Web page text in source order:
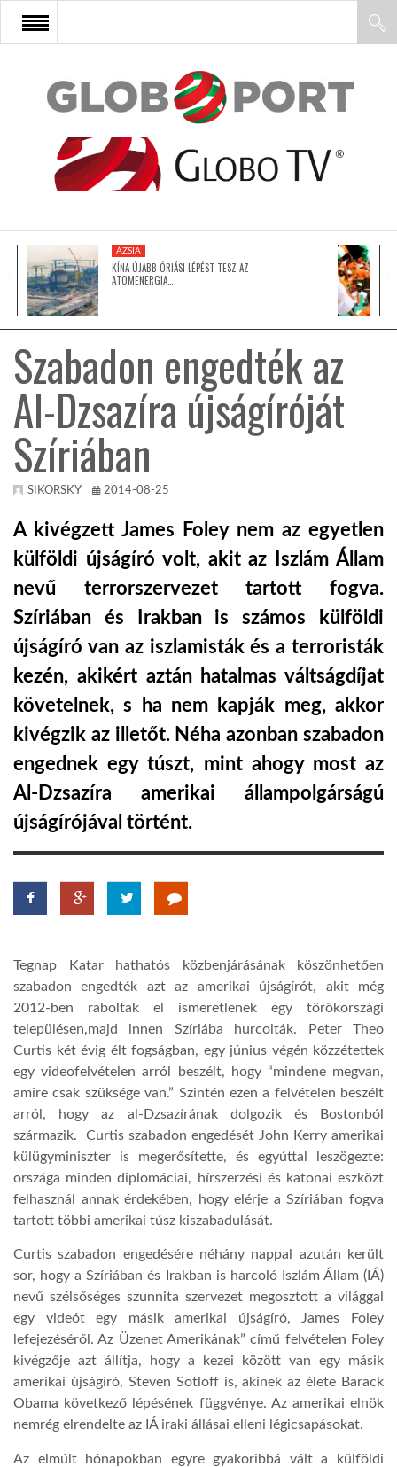
FŐOLDAL
AFRIKA
ÁZSIA
LATIN-AMERIKA
KÖZEL-KELET
AUSZTRÁLIA
A VILÁG ITTHON
HÍR3D
TROPICALMAGAZIN
GLOBOTV
A NAP SZÉPE
LINKTR.EE
GLOBOZSARU
DOBRAVERO.HU
LATIMO.HU
GLOBOBOOK
ÁZSIA
KÍNA ÚJABB ÓRIÁSI LÉPÉST TESZ AZ
ATOMENERGIA…
Szabadon engedték az
Al-Dzsazíra újságíróját
Szíriában
SIKORSKY 2014-08-25
A kivégzett James Foley nem az egyetlen
külföldi újságíró volt, akit az Iszlám Állam
nevű terrorszervezet tartott fogva.
Szíriában és Irakban is számos külföldi
újságíró van az iszlamisták és a terroristák
kezén, akikért aztán hatalmas váltságdíjat
követelnek, s ha nem kapják meg, akkor
kivégzik az illetőt. Néha azonban szabadon
engednek egy túszt, mint ahogy most az
Al-Dzsazíra amerikai állampolgárságú
újságírójával történt.
Tegnap Katar hathatós közbenjárásának köszönhetően
szabadon engedték azt az amerikai újságírót, akit még
2012-ben raboltak el ismeretlenek egy törökországi
településen,majd innen Szíriába hurcolták. Peter Theo
Curtis két évig élt fogságban, egy június végén közzétettek
egy videofelvételen arról beszélt, hogy “mindene megvan,
amire csak szüksége van.” Szintén ezen a felvételen beszélt
arról, hogy az al-Dzsazírának dolgozik és Bostonból
származik. Curtis szabadon engedését John Kerry amerikai
külügyminiszter is megerősítette, és egyúttal leszögezte:
országa minden diplomáciai, hírszerzési és katonai eszközt
felhasznál annak érdekében, hogy elérje a Szíriában fogva
tartott többi amerikai túsz kiszabadulását.
Curtis szabadon engedésére néhány nappal azután került
sor, hogy a Szíriában és Irakban is harcoló Iszlám Állam (IÁ)
nevű szélsőséges szunnita szervezet megosztott a világgal
egy videót egy másik amerikai újságíró, James Foley
lefejezéséről. Az Üzenet Amerikának” című felvételen Foley
kivégzője azt állítja, hogy a kezei között van egy másik
amerikai újságíró, Steven Sotloff is, akinek az élete Barack
Obama következő lépésének függvénye. Az amerikai elnök
nemrég elrendelte az IÁ iraki állásai elleni légicsapásokat.
Az elmúlt hónapokban egyre gyakoribbá vált a külföldi